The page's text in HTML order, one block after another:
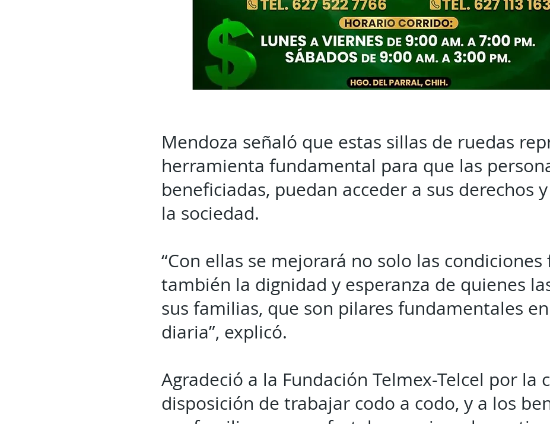
Mendoza señaló que estas sillas de ruedas
herramienta fundamental para que las
beneficiadas, puedan acceder a sus derechos
la sociedad.
“Con ellas se mejorará no solo las condiciones
también la dignidad y esperanza de quienes
sus familias, que son pilares fundamentales
diaria”, explicó.
Agradeció a la Fundación Telmex-Telcel por la
disposición de trabajar codo a codo, y a los